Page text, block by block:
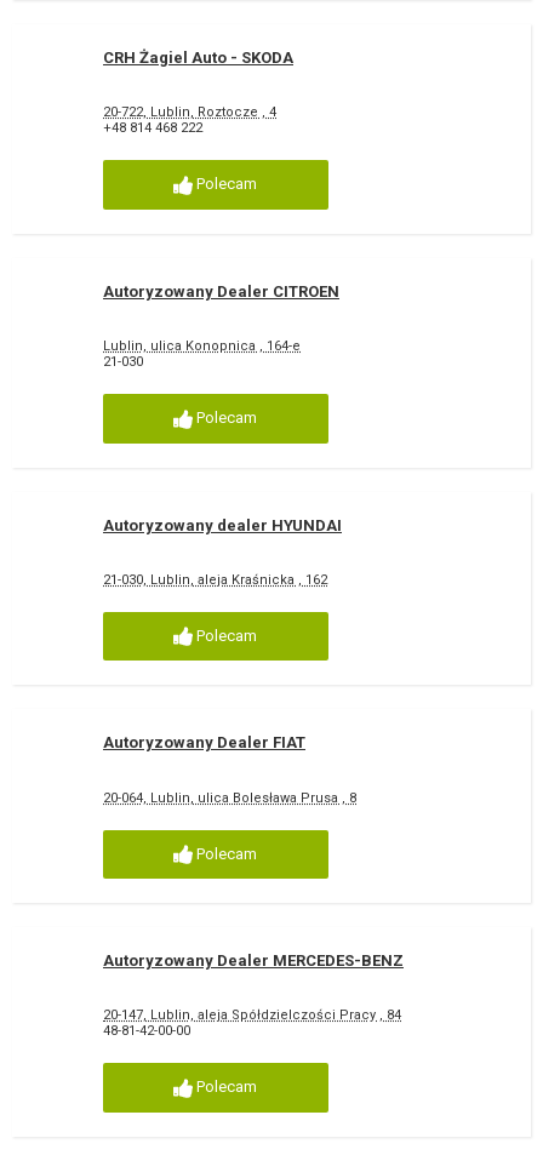
CRH Żagiel Auto - SKODA
20-722, Lublin, Roztocze , 4
+48 814 468 222
Polecam
Autoryzowany Dealer CITROEN
Lublin, ulica Konopnica , 164-e
21-030
Polecam
Autoryzowany dealer HYUNDAI
21-030, Lublin, aleja Kraśnicka , 162
Polecam
Autoryzowany Dealer FIAT
20-064, Lublin, ulica Bolesława Prusa , 8
Polecam
Autoryzowany Dealer MERCEDES-BENZ
20-147, Lublin, aleja Spółdzielczości Pracy , 84
48-81-42-00-00
Polecam